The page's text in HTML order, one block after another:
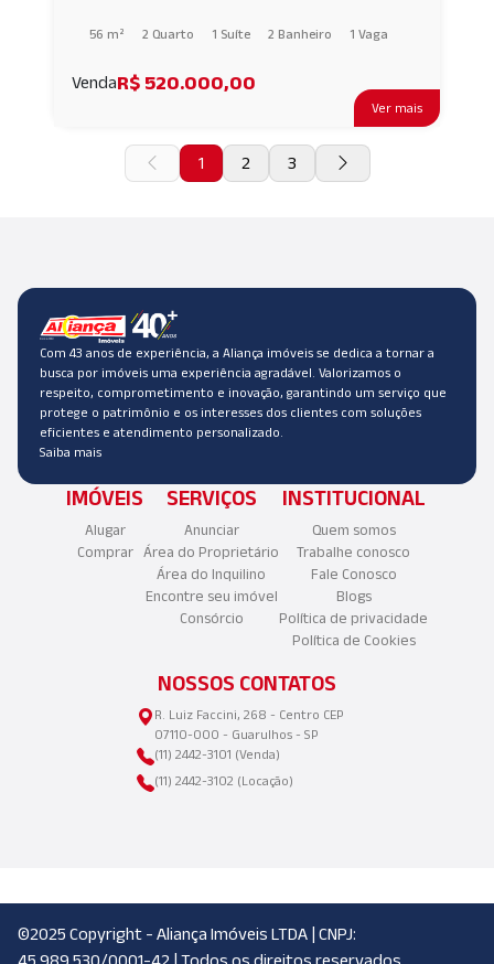
Ver mais
56 m² 2 Quarto 1 Suíte 2 Banheiro 1 Vaga
VendaR$ 520.000,00
1 2 3
Com 43 anos de experiência, a Aliança imóveis se dedica a tornar a
busca por imóveis uma experiência agradável. Valorizamos o
respeito, comprometimento e inovação, garantindo um serviço que
protege o patrimônio e os interesses dos clientes com soluções
eficientes e atendimento personalizado.
Saiba mais
IMÓVEIS
Alugar
Comprar
SERVIÇOS
Anunciar
Área do Proprietário
Área do Inquilino
Encontre seu imóvel
Consórcio
INSTITUCIONAL
Quem somos
Trabalhe conosco
Fale Conosco
Blogs
Política de privacidade
Política de Cookies
NOSSOS CONTATOS
R. Luiz Faccini, 268 - Centro CEP
07110-000 - Guarulhos - SP
(11) 2442-3101 (Venda)
(11) 2442-3102 (Locação)
©2025 Copyright - Aliança Imóveis LTDA | CNPJ:
45.989.530/0001-42 | Todos os direitos reservados